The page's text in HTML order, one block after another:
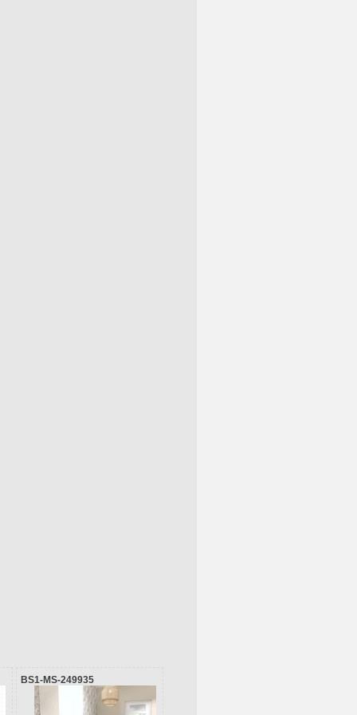
BS1-MS-249935